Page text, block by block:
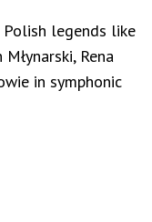
legends like
Rena
in symphonic